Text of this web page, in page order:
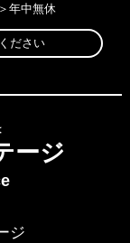
年中無休
ださい
ージ
ジ